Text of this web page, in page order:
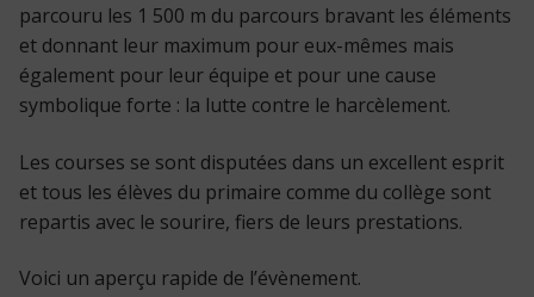
parcouru les 1 500 m du parcours bravant les éléments
et donnant leur maximum pour eux-mêmes mais
également pour leur équipe et pour une cause
symbolique forte : la lutte contre le harcèlement.
Les courses se sont disputées dans un excellent esprit
et tous les élèves du primaire comme du collège sont
repartis avec le sourire, fiers de leurs prestations.
Voici un aperçu rapide de l’évènement.